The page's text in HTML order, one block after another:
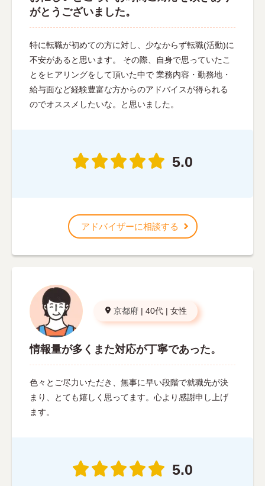
がとうございました。
特に転職が初めての方に対し、少なからず転職(活動)に
不安があると思います。 その際、自身で思っていたこ
とをヒアリングをして頂いた中で 業務内容・勤務地・
給与面など経験豊富な方からのアドバイスが得られる
のでオススメしたいな。と思いました。
5.0
アドバイザーに相談する
京都府 | 40代 | 女性
情報量が多くまた対応が丁寧であった。
色々とご尽力いただき、無事に早い段階で就職先が決
まり、とても嬉しく思ってます。心より感謝申し上げ
ます。
5.0